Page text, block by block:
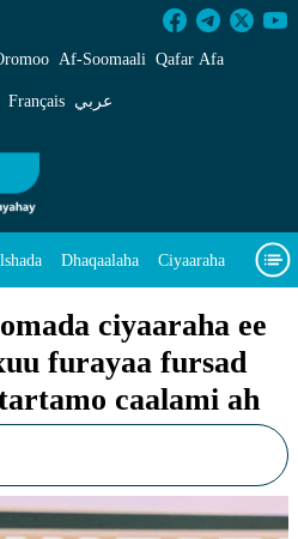
ciyaaraha ee Addis
Af‑Soomaali Qafar Afa
Français عربي
Dhaqaalaha Ciyaaraha
Tilmaamaha Muuqaalo
ciyaaraha ee
furayaa fursad
caalami ah